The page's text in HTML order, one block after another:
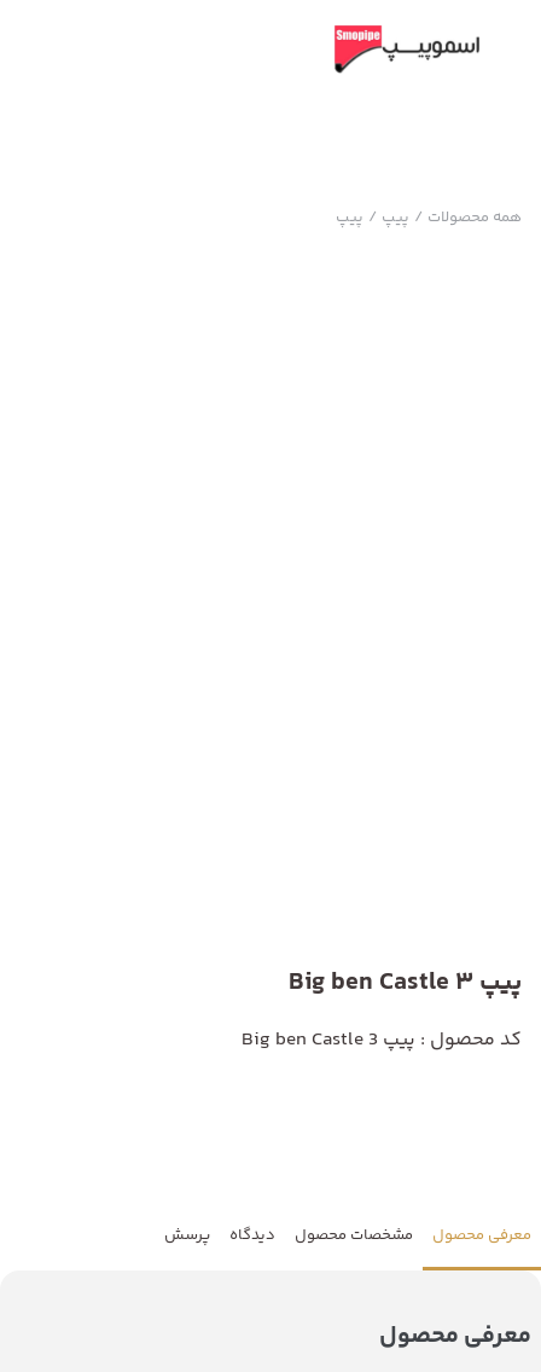
همه محصولات / پیپ / پیپ
پیپ Big ben Castle 3
کد محصول : پیپ Big ben Castle 3
معرفی محصول مشخصات محصول دیدگاه پرسش
معرفی محصول